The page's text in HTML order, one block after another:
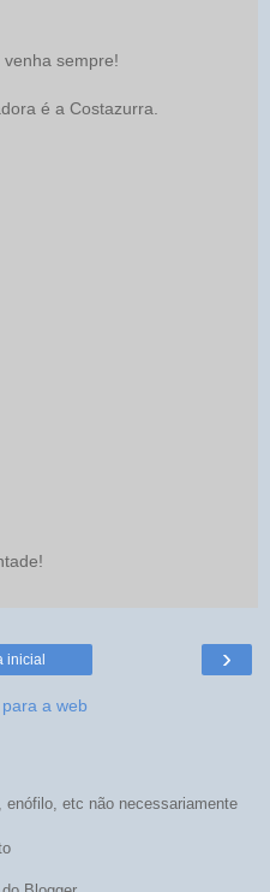
sempre!
é a Costazurra.
›
inicial
a web
enófilo, etc não necessariamente